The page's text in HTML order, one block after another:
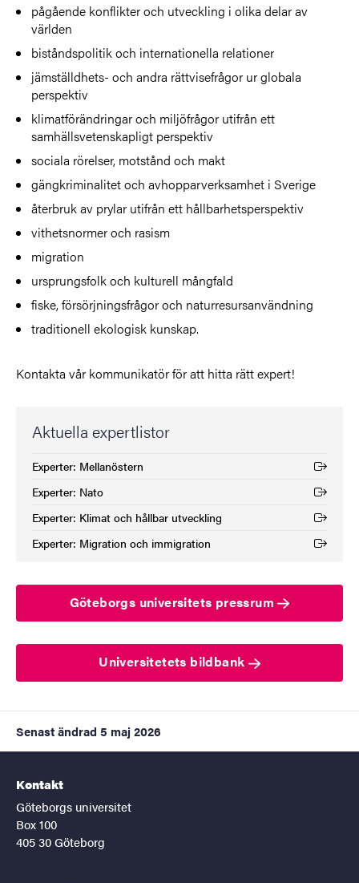
pågående konflikter och utveckling i olika delar av
världen
biståndspolitik och internationella relationer
jämställdhets- och andra rättvisefrågor ur globala
perspektiv
klimatförändringar och miljöfrågor utifrån ett
samhällsvetenskapligt perspektiv
sociala rörelser, motstånd och makt
gängkriminalitet och avhopparverksamhet i Sverige
återbruk av prylar utifrån ett hållbarhetsperspektiv
vithetsnormer och rasism
migration
ursprungsfolk och kulturell mångfald
fiske, försörjningsfrågor och naturresursanvändning
traditionell ekologisk kunskap.
Kontakta vår kommunikatör för att hitta rätt expert!
Aktuella expertlistor
Experter: Mellanöstern
(Extern länk)
Experter: Nato
(Extern länk)
Experter: Klimat och hållbar utveckling
(Extern länk)
Experter: Migration och immigration
(Extern länk)
Göteborgs universitets pressrum
Universitetets bildbank
Senast ändrad 5 maj 2026
Kontakt
Göteborgs universitet
Box 100
405 30 Göteborg